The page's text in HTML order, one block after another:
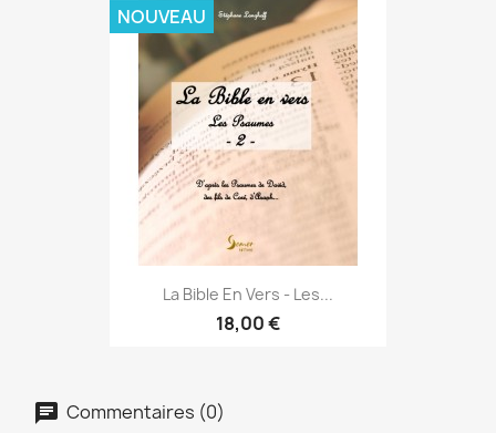
La Bible En Vers - Les...
18,00 €
NOUVEAU
Commentaires (0)